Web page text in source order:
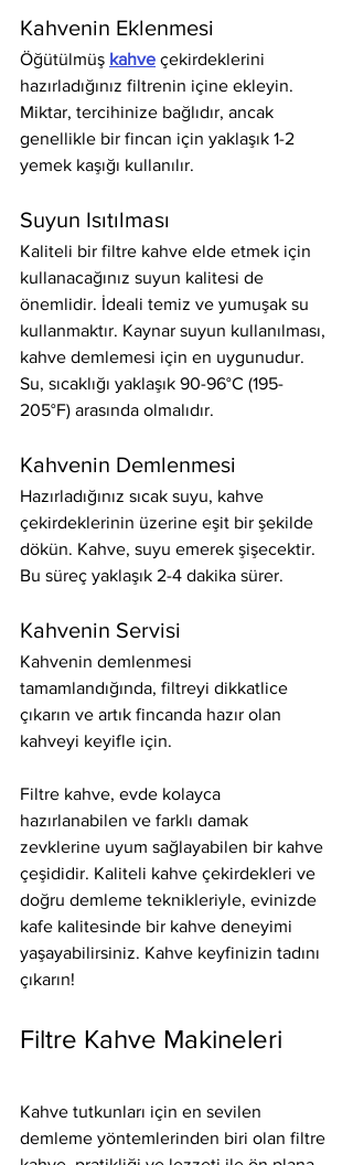
Kahvenin Eklenmesi
Öğütülmüş kahve çekirdeklerini
hazırladığınız filtrenin içine ekleyin.
Miktar, tercihinize bağlıdır, ancak
genellikle bir fincan için yaklaşık 1-2
yemek kaşığı kullanılır.
Suyun Isıtılması
Kaliteli bir filtre kahve elde etmek için
kullanacağınız suyun kalitesi de
önemlidir. İdeali temiz ve yumuşak su
kullanmaktır. Kaynar suyun kullanılması,
kahve demlemesi için en uygunudur.
Su, sıcaklığı yaklaşık 90-96°C (195-
205°F) arasında olmalıdır.
Kahvenin Demlenmesi
Hazırladığınız sıcak suyu, kahve
çekirdeklerinin üzerine eşit bir şekilde
dökün. Kahve, suyu emerek şişecektir.
Bu süreç yaklaşık 2-4 dakika sürer.
Kahvenin Servisi
Kahvenin demlenmesi
tamamlandığında, filtreyi dikkatlice
çıkarın ve artık fincanda hazır olan
kahveyi keyifle için.
Filtre kahve, evde kolayca
hazırlanabilen ve farklı damak
zevklerine uyum sağlayabilen bir kahve
çeşididir. Kaliteli kahve çekirdekleri ve
doğru demleme teknikleriyle, evinizde
kafe kalitesinde bir kahve deneyimi
yaşayabilirsiniz. Kahve keyfinizin tadını
çıkarın!
Filtre Kahve Makineleri
Kahve tutkunları için en sevilen
demleme yöntemlerinden biri olan filtre